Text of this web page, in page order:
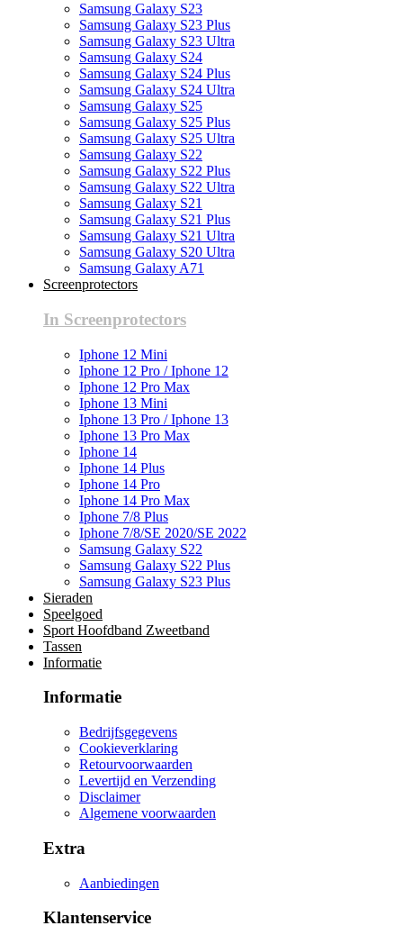
Samsung Galaxy S23
Samsung Galaxy S23 Plus
Samsung Galaxy S23 Ultra
Samsung Galaxy S24
Samsung Galaxy S24 Plus
Samsung Galaxy S24 Ultra
Samsung Galaxy S25
Samsung Galaxy S25 Plus
Samsung Galaxy S25 Ultra
Samsung Galaxy S22
Samsung Galaxy S22 Plus
Samsung Galaxy S22 Ultra
Samsung Galaxy S21
Samsung Galaxy S21 Plus
Samsung Galaxy S21 Ultra
Samsung Galaxy S20 Ultra
Samsung Galaxy A71
Screenprotectors
In Screenprotectors
Iphone 12 Mini
Iphone 12 Pro / Iphone 12
Iphone 12 Pro Max
Iphone 13 Mini
Iphone 13 Pro / Iphone 13
Iphone 13 Pro Max
Iphone 14
Iphone 14 Plus
Iphone 14 Pro
Iphone 14 Pro Max
Iphone 7/8 Plus
Iphone 7/8/SE 2020/SE 2022
Samsung Galaxy S22
Samsung Galaxy S22 Plus
Samsung Galaxy S23 Plus
Sieraden
Speelgoed
Sport Hoofdband Zweetband
Tassen
Informatie
Informatie
Bedrijfsgegevens
Cookieverklaring
Retourvoorwaarden
Levertijd en Verzending
Disclaimer
Algemene voorwaarden
Extra
Aanbiedingen
Klantenservice